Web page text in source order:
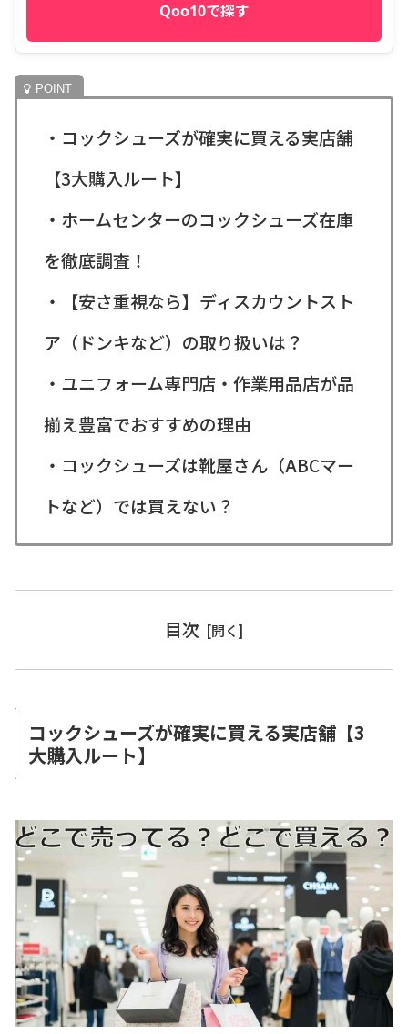
Qoo10で探す
・コックシューズが確実に買える実店舗
【3大購入ルート】
・ホームセンターのコックシューズ在庫
を徹底調査！
・【安さ重視なら】ディスカウントスト
ア（ドンキなど）の取り扱いは？
・ユニフォーム専門店・作業用品店が品
揃え豊富でおすすめの理由
・コックシューズは靴屋さん（ABCマー
トなど）では買えない？
目次
コックシューズが確実に買える実店舗【3
大購入ルート】